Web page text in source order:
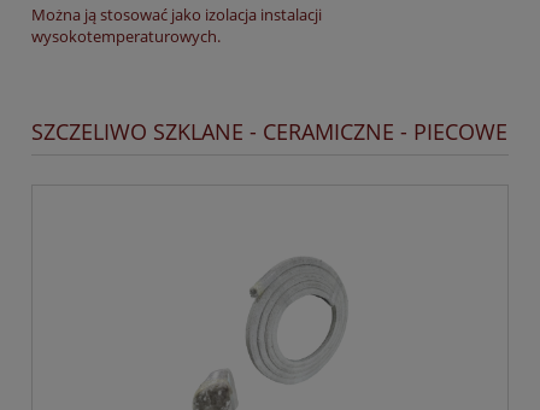
Można ją stosować jako izolacja instalacji
wysokotemperaturowych.
SZCZELIWO SZKLANE - CERAMICZNE - PIECOWE